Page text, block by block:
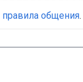
правила общения.